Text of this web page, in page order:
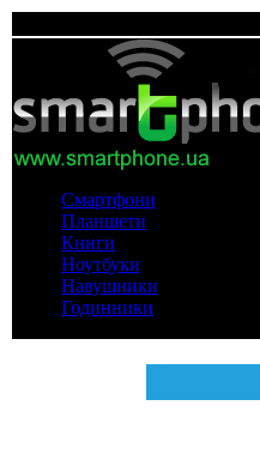
Смартфони
Планшети
Книги
Ноутбуки
Навушники
Годинники